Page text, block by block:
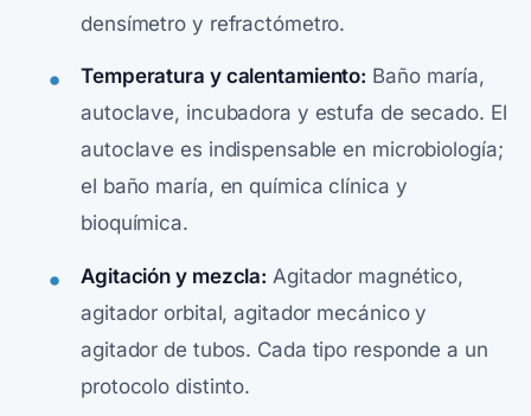
densímetro y refractómetro.
Temperatura y calentamiento: Baño maría,
autoclave, incubadora y estufa de secado. El
autoclave es indispensable en microbiología;
el baño maría, en química clínica y
bioquímica.
Agitación y mezcla: Agitador magnético,
agitador orbital, agitador mecánico y
agitador de tubos. Cada tipo responde a un
protocolo distinto.